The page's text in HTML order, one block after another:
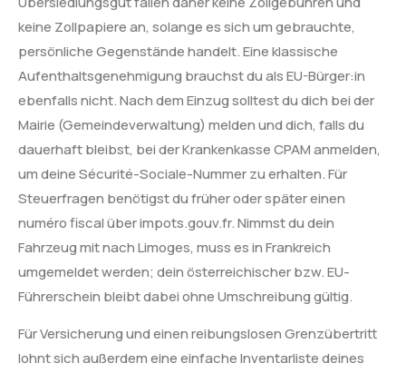
keine Zollpapiere an, solange es sich um gebrauchte,
persönliche Gegenstände handelt. Eine klassische
Aufenthaltsgenehmigung brauchst du als EU-Bürger:in
ebenfalls nicht. Nach dem Einzug solltest du dich bei der
Mairie (Gemeindeverwaltung) melden und dich, falls du
dauerhaft bleibst, bei der Krankenkasse CPAM anmelden,
um deine Sécurité-Sociale-Nummer zu erhalten. Für
Steuerfragen benötigst du früher oder später einen
numéro fiscal über impots.gouv.fr. Nimmst du dein
Fahrzeug mit nach Limoges, muss es in Frankreich
umgemeldet werden; dein österreichischer bzw. EU-
Führerschein bleibt dabei ohne Umschreibung gültig.
Für Versicherung und einen reibungslosen Grenzübertritt
lohnt sich außerdem eine einfache Inventarliste deines